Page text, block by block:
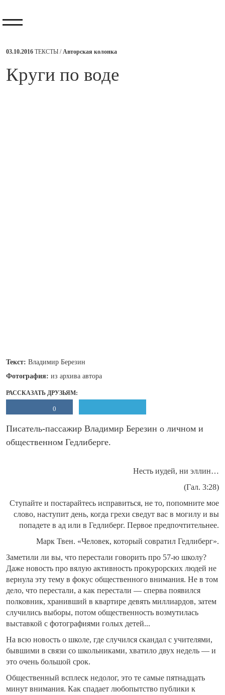
03.10.2016 ТЕКСТЫ /Авторская колонка
​Круги по воде
Текст: Владимир Березин
Фотография: из архива автора
РАССКАЗАТЬ ДРУЗЬЯМ:
0
Писатель-пассажир Владимир Березин о личном и
общественном Гедлиберге.
Несть иудей, ни эллин…
(Гал. 3:28)
Ступайте и постарайтесь исправиться, не то, попомните мое
слово, наступит день, когда грехи сведут вас в могилу и вы
попадете в ад или в Гедлиберг. Первое предпочтительнее.
Марк Твен. «Человек, который совратил Гедлиберг».
Заметили ли вы, что перестали говорить про 57-ю школу?
Даже новость про вялую активность прокурорских людей не
вернула эту тему в фокус общественного внимания. Не в том
дело, что перестали, а как перестали — сперва появился
полковник, хранивший в квартире девять миллиардов, затем
случились выборы, потом общественность возмутилась
выставкой с фотографиями голых детей...
На всю новость о школе, где случился скандал с учителями,
бывшими в связи со школьниками, хватило двух недель — и
это очень большой срок.
Общественный всплеск недолог, это те самые пятнадцать
минут внимания. Как спадает любопытство публики к